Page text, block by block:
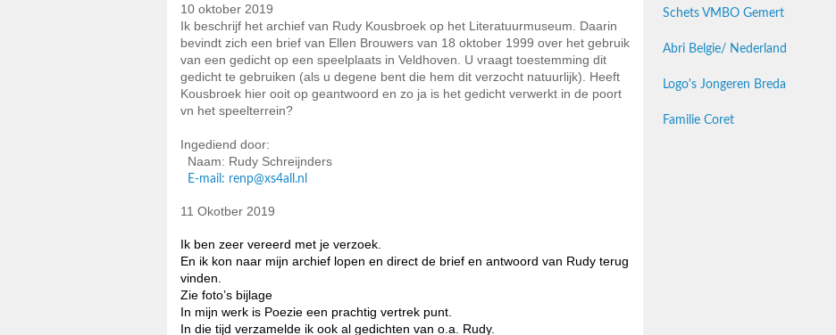
10 oktober 2019
Ik beschrijf het archief van Rudy Kousbroek op het Literatuurmuseum. Daarin
bevindt zich een brief van Ellen Brouwers van 18 oktober 1999 over het gebruik
van een gedicht op een speelplaats in Veldhoven. U vraagt toestemming dit
gedicht te gebruiken (als u degene bent die hem dit verzocht natuurlijk). Heeft
Kousbroek hier ooit op geantwoord en zo ja is het gedicht verwerkt in de poort
vn het speelterrein?
Ingediend door:
Naam: Rudy Schreijnders
E-mail: renp@xs4all.nl
11 Okotber 2019
Ik ben zeer vereerd met je verzoek.
En ik kon naar mijn archief lopen en direct de brief en antwoord van Rudy terug
vinden.
Zie foto’s bijlage
In mijn werk is Poezie een prachtig vertrek punt.
In die tijd verzamelde ik ook al gedichten van o.a. Rudy.
Schets VMBO Gemert
Abri Belgie/ Nederland
Logo's Jongeren Breda
Familie Coret